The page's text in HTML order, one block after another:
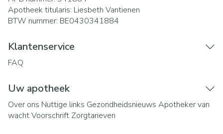
Apotheek titularis: Liesbeth Vantienen
BTW nummer: BE0430341884
Klantenservice
FAQ
Uw apotheek
Over ons Nuttige links Gezondheidsnieuws Apotheker van
wachtVoorschrift Zorgtarieven